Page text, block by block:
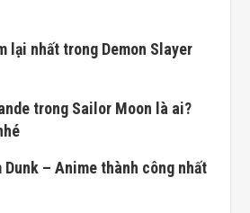
lại nhất trong Demon Slayer
trong Sailor Moon là ai?
– Anime thành công nhất